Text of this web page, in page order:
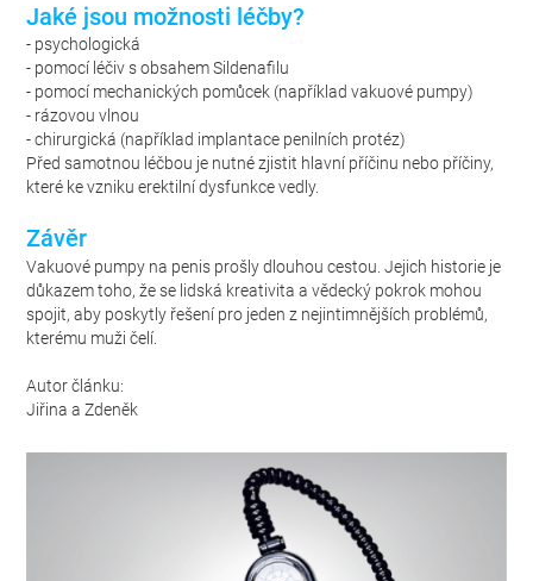
Jaké jsou možnosti léčby?
- psychologická
- pomocí léčiv s obsahem Sildenafilu
- pomocí mechanických pomůcek (například vakuové pumpy)
- rázovou vlnou
- chirurgická (například implantace penilních protéz)
Před samotnou léčbou je nutné zjistit hlavní příčinu nebo příčiny,
které ke vzniku erektilní dysfunkce vedly.
Závěr
Vakuové pumpy na penis prošly dlouhou cestou. Jejich historie je
důkazem toho, že se lidská kreativita a vědecký pokrok mohou
spojit, aby poskytly řešení pro jeden z nejintimnějších problémů,
kterému muži čelí.
Autor článku:
Jiřina a Zdeněk